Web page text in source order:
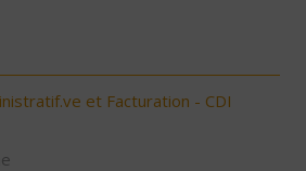
et Facturation - CDI